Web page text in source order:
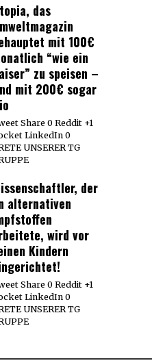
das
mit 100€
“wie ein
zu speisen –
mit 200€ sogar
Share 0 Reddit +1
LinkedIn 0
UNSERER TG
der
alternativen
wird vor
Kindern
Share 0 Reddit +1
LinkedIn 0
UNSERER TG